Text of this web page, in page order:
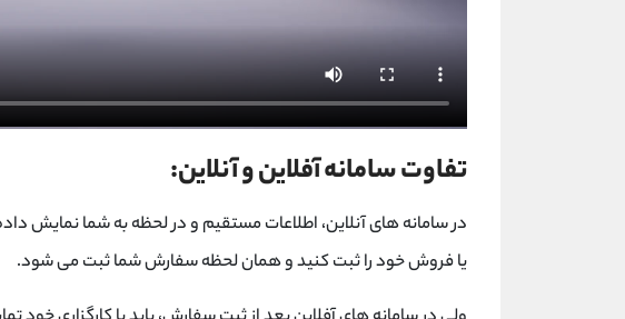
تفاوت سامانه آفلاین و آنلاین:
در سامانه های آنلاین، اطلاعات مستقیم و در لحظه به شما نمایش
یا فروش خود را ثبت کنید و همان لحظه سفارش شما ثبت می شود.